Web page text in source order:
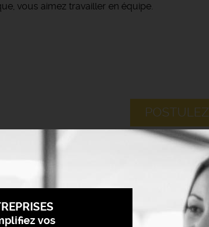
vous aimez travailler en équipe.
POSTULEZ
vos